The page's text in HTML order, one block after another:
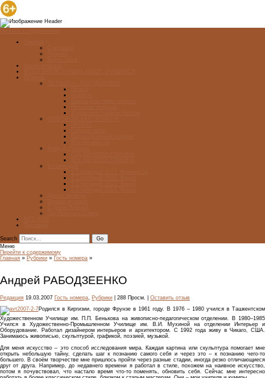
Search
Меню
Перейти к содержимому
Главная » Рубрики » Гость номера »
Андрей РАБОДЗЕЕНКО
Редакция 19.03.2007 Гость номера Рубрики | 288 Просм. | Оставить отзыв
Родился в Киргизии, городе Фрунзе в 1961 году. В 1976 – 1980 учился в Ташкентском
Художественном Училище им. П.П. Бенькова на живописно-педагогическом отделении. В 1980–1985
Учился в Художественно-Промышленном Училище им. В.И. Мухиной на отделении Интерьер и
Оборудование. Работал дизайнером интерьеров и архитектором. С 1992 года живу в Чикаго, США.
Занимаюсь живописью, скульптурой, графикой, поэзией, музыкой.
Для меня искусство – это способ исследования мира. Каждая картина или скульптура помогает мне
открыть небольшую тайну, сделать шаг к познанию самого себя и через это – к познанию чего-то
большего. В своём творчестве мне пришлось пройти через разные стадии, иногда резко отличающиеся
друг от друга. Например, до недавнего времени я работал в стиле, похожем на наивное искусство,
потом я почувствовал, что настало время что-то поменять, обновить себя. Сейчас мне интересно